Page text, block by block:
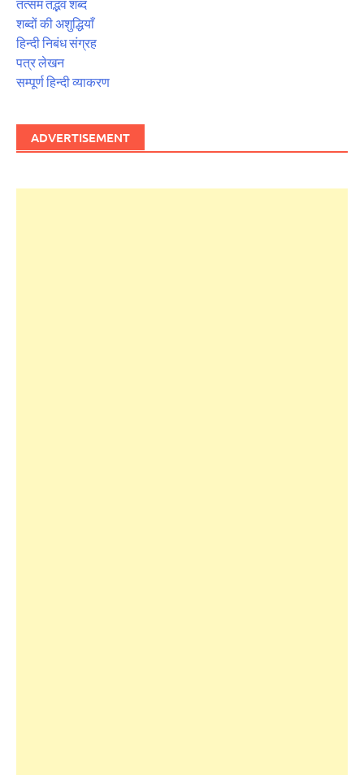
तत्सम तद्भव शब्द
शब्दों की अशुद्धियाँ
हिन्दी निबंध संग्रह
पत्र लेखन
सम्पूर्ण हिन्दी व्याकरण
ADVERTISEMENT